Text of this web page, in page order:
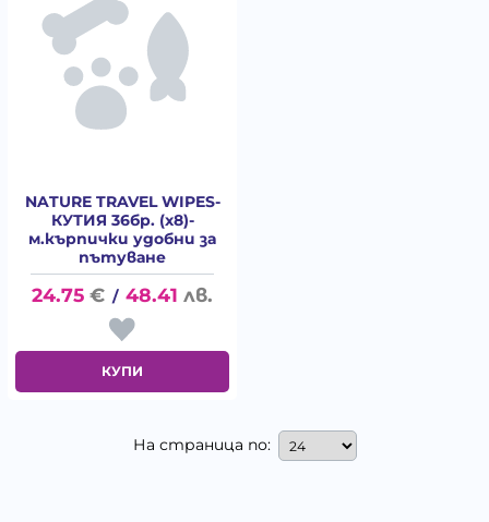
NATURE TRAVEL WIPES-
КУТИЯ 36бр. (x8)-
м.кърпички удобни за
пътуване
24.75 € / 48.41 лв.
КУПИ
На страница по: